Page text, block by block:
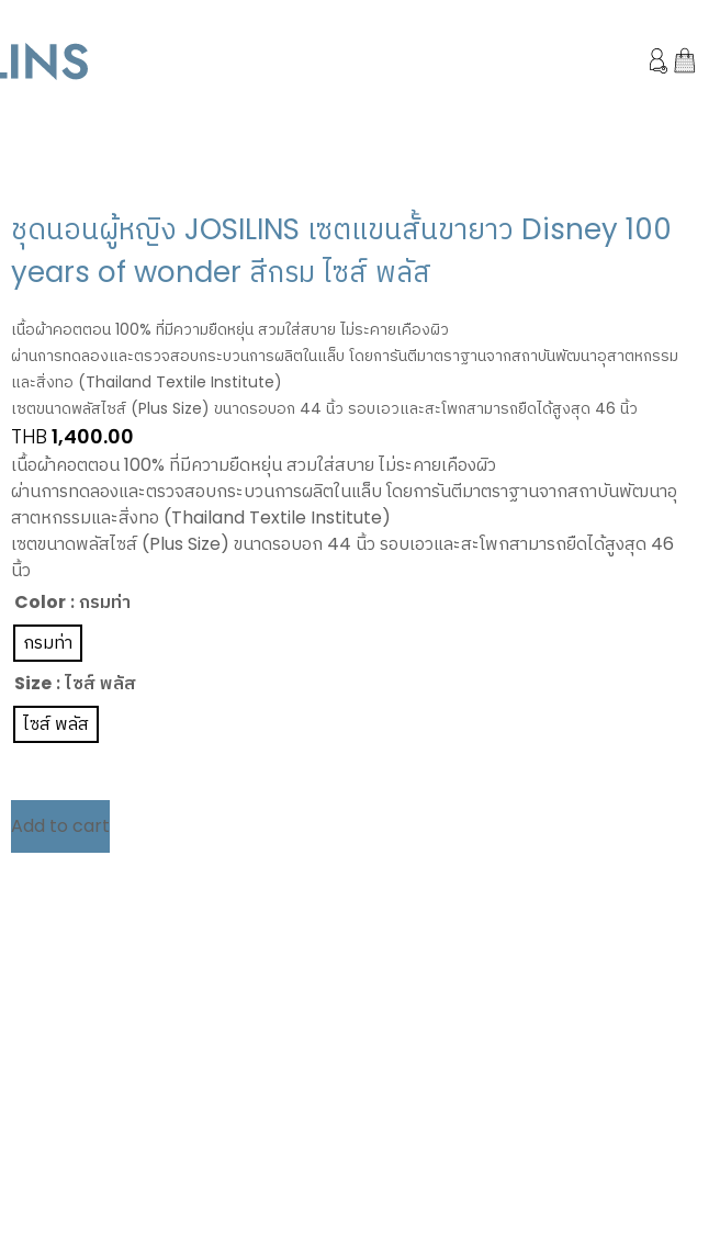
ชุดนอนผู้หญิง JOSILINS เซตแขนสั้นขายาว Disney 100
years of wonder สีกรม ไซส์ พลัส
เนื้อผ้าคอตตอน 100% ที่มีความยืดหยุ่น สวมใส่สบาย ไม่ระคายเคืองผิว
ผ่านการทดลองและตรวจสอบกระบวนการผลิตในแล็บ โดยการันตีมาตราฐานจากสถาบันพัฒนาอุสาตหกรรม
และสิ่งทอ (Thailand Textile Institute)
เซตขนาดพลัสไซส์ (Plus Size) ขนาดรอบอก 44 นิ้ว รอบเอวและสะโพกสามารถยืดได้สูงสุด 46 นิ้ว
THB 1,400.00
เนื้อผ้าคอตตอน 100% ที่มีความยืดหยุ่น สวมใส่สบาย ไม่ระคายเคืองผิว
ผ่านการทดลองและตรวจสอบกระบวนการผลิตในแล็บ โดยการันตีมาตราฐานจากสถาบันพัฒนาอุ
สาตหกรรมและสิ่งทอ (Thailand Textile Institute)
เซตขนาดพลัสไซส์ (Plus Size) ขนาดรอบอก 44 นิ้ว รอบเอวและสะโพกสามารถยืดได้สูงสุด 46
นิ้ว
Color : กรมท่า
กรมท่า
Size : ไซส์ พลัส
ไซส์ พลัส
Add to cart